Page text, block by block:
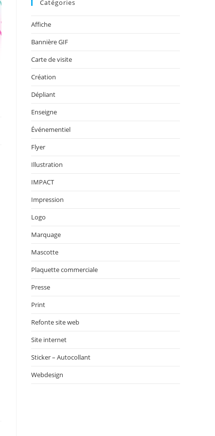
Catégories
Affiche
Bannière GIF
Carte de visite
Création
Dépliant
Enseigne
Événementiel
Flyer
Illustration
IMPACT
Impression
Logo
Marquage
Mascotte
Plaquette commerciale
Presse
Print
Refonte site web
Site internet
Sticker – Autocollant
Webdesign